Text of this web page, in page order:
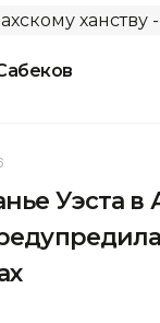
ханству
Уэста в